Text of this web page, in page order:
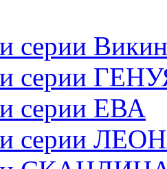
серии
серии
серии ЕВА
серии